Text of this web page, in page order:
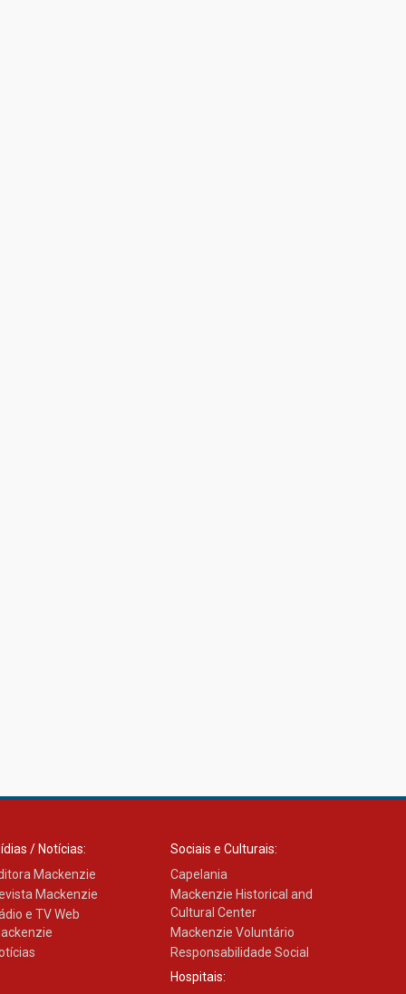
/ Notícias:
Mackenzie
Mackenzie
e TV Web
Sociais e Culturais:
Capelania
Mackenzie Historical and
Cultural Center
Mackenzie Voluntário
Responsabilidade Social
Hospitais: